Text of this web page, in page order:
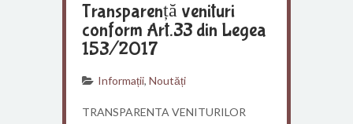
Transparență venituri
conform Art.33 din Legea
153/2017
Informații, Noutăți
TRANSPARENTA VENITURILOR